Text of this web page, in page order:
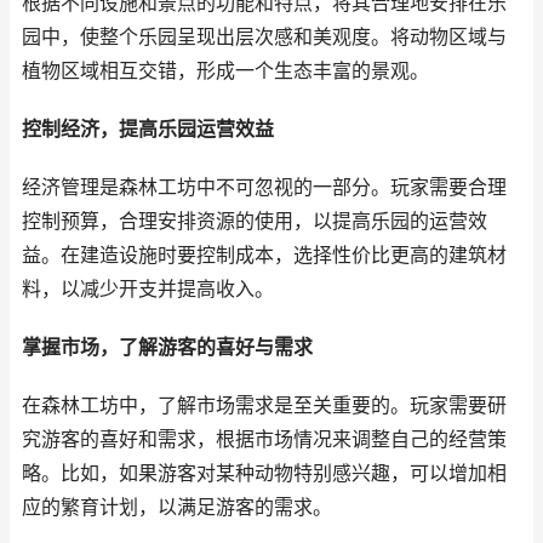
园中，使整个乐园呈现出层次感和美观度。将动物区域与
植物区域相互交错，形成一个生态丰富的景观。
控制经济，提高乐园运营效益
经济管理是森林工坊中不可忽视的一部分。玩家需要合理
控制预算，合理安排资源的使用，以提高乐园的运营效
益。在建造设施时要控制成本，选择性价比更高的建筑材
料，以减少开支并提高收入。
掌握市场，了解游客的喜好与需求
在森林工坊中，了解市场需求是至关重要的。玩家需要研
究游客的喜好和需求，根据市场情况来调整自己的经营策
略。比如，如果游客对某种动物特别感兴趣，可以增加相
应的繁育计划，以满足游客的需求。